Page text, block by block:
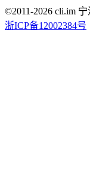
©2011-2026 cli.im
浙ICP备12002384号